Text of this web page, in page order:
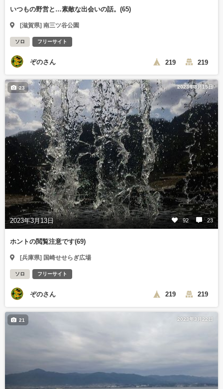
いつもの野営と…素敵な出会いの話。(65)
[滋賀県] 南三ツ谷公園
ソロ フリーサイト
ぞのさん 219 219
2023年3月15日
2023年3月13日 92 23
23
ホントの閲覧注意です(69)
[兵庫県] 国崎せせらぎ広場
ソロ フリーサイト
ぞのさん 219 219
2023年3月22日
21